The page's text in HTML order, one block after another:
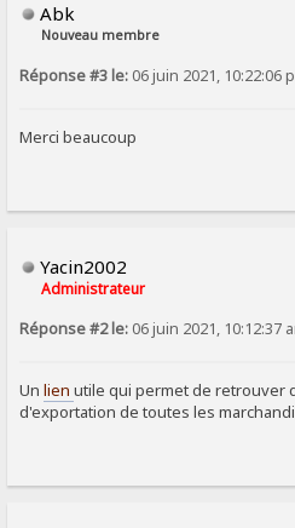
Abk
Nouveau membre
Réponse #3 le: 06 juin 2021, 10:22:06
Merci beaucoup
Yacin2002
Administrateur
Réponse #2 le: 06 juin 2021, 10:12:37
Unlienutile qui permet de retrouver
d'exportation de toutes les